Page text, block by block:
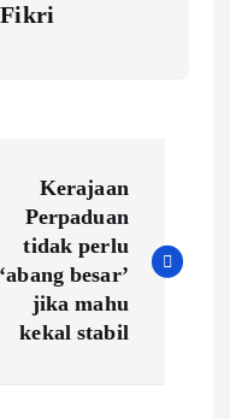
Fikri
Kerajaan
Perpaduan
tidak perlu
‘abang besar’
jika mahu
kekal stabil